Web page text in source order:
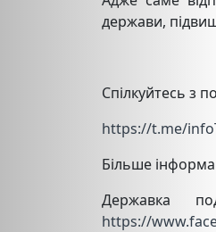
держави,
Спілкуйтесь з
https://t.me/
Більше
Державка
https://